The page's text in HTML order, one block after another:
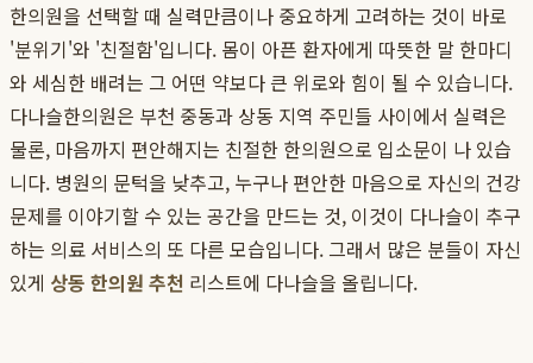
한의원을 선택할 때 실력만큼이나 중요하게 고려하는 것이 바로
'분위기'와 '친절함'입니다. 몸이 아픈 환자에게 따뜻한 말 한마디
와 세심한 배려는 그 어떤 약보다 큰 위로와 힘이 될 수 있습니다.
다나슬한의원은 부천 중동과 상동 지역 주민들 사이에서 실력은
물론, 마음까지 편안해지는 친절한 한의원으로 입소문이 나 있습
니다. 병원의 문턱을 낮추고, 누구나 편안한 마음으로 자신의 건강
문제를 이야기할 수 있는 공간을 만드는 것, 이것이 다나슬이 추구
하는 의료 서비스의 또 다른 모습입니다. 그래서 많은 분들이 자신
있게 상동 한의원 추천 리스트에 다나슬을 올립니다.